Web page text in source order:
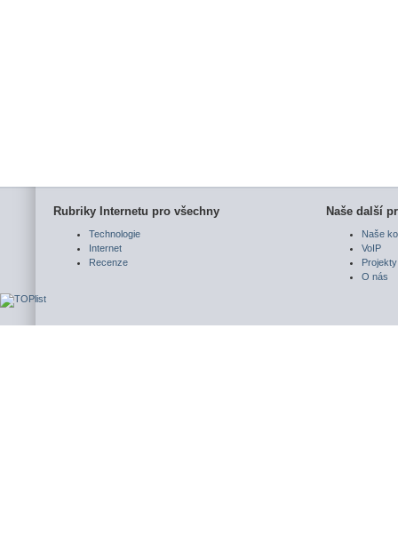
Rubriky Internetu pro všechny
Technologie
Internet
Recenze
Naše další
Naše
VoIP
Projekty
O nás